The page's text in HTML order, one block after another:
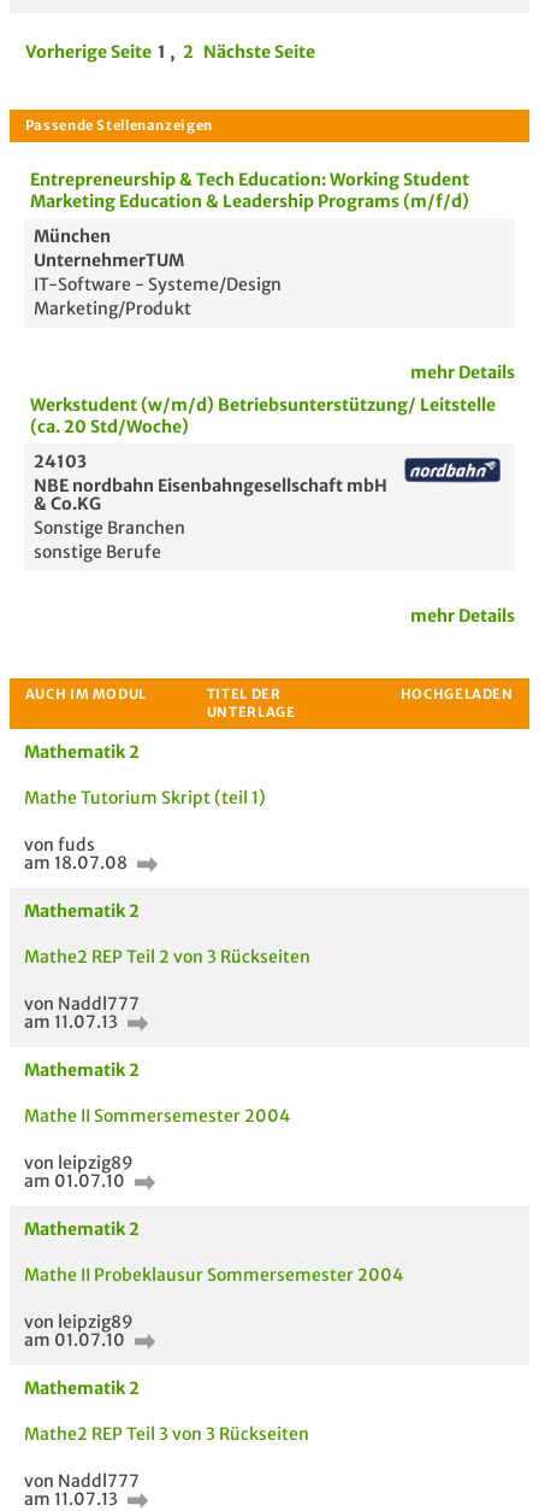
Vorherige Seite 1 , 2 Nächste Seite
Passende Stellenanzeigen
Entrepreneurship & Tech Education: Working Student
Marketing Education & Leadership Programs (m/f/d)
München
UnternehmerTUM
IT-Software - Systeme/Design
Marketing/Produkt
mehr Details
Werkstudent (w/m/d) Betriebsunterstützung/ Leitstelle
(ca. 20 Std/Woche)
24103
NBE nordbahn Eisenbahngesellschaft mbH
& Co.KG
Sonstige Branchen
sonstige Berufe
mehr Details
Mathematik 2
Mathe Tutorium Skript (teil 1)
von fuds
am 18.07.08
Mathematik 2
Mathe2 REP Teil 2 von 3 Rückseiten
von Naddl777
am 11.07.13
Mathematik 2
Mathe II Sommersemester 2004
von leipzig89
am 01.07.10
Mathematik 2
Mathe II Probeklausur Sommersemester 2004
von leipzig89
am 01.07.10
Mathematik 2
Mathe2 REP Teil 3 von 3 Rückseiten
von Naddl777
am 11.07.13